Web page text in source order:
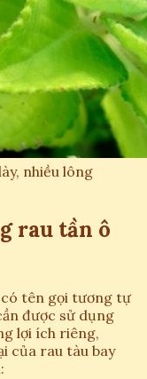
nhiều lông
rau tần ô
có tên gọi tương tự
được sử dụng
lợi ích riêng,
của rau tàu bay